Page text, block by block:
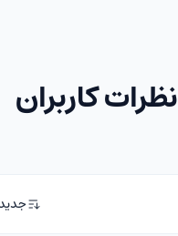
نظرات کاربران